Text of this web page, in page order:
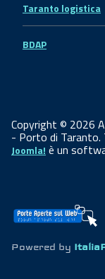
Taranto logistica
BDAP
Copyright © 2026
- Porto di
Joomla! è un
Powered by